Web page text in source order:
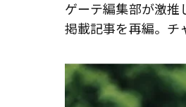
ゲーテ編集部が激推
掲載記事を再編。チ